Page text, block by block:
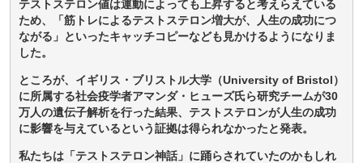
テストステロン値は運動によっても上昇すると考えらえている
ため、「筋トレによるテストステロン増大が、人生の成功につ
ながる」といったキャッチコピーなども見かけるようになりま
した。
ところが、イギリス・ブリストル大学（University of Bristol）
に所属する社会疫学者アマンダ・ヒューズ氏ら研究チームが30
万人の遺伝子解析を行った結果、テストステロンが人生の成功
に影響を与えているという証拠は得られなかったと発表。
私たちは「テストステロン神話」に踊らされていたのかもしれ